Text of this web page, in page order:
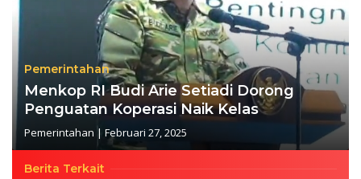
Pemerintahan
Menkop RI Budi Arie Setiadi Dorong
Penguatan Koperasi Naik Kelas
Pemerintahan | Februari 27, 2025
Berita Terkait